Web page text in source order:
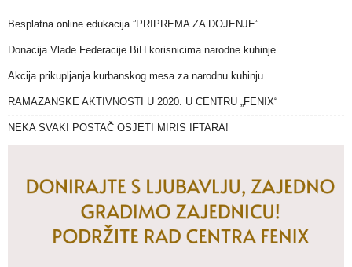
Besplatna online edukacija ”PRIPREMA ZA DOJENJE”
Donacija Vlade Federacije BiH korisnicima narodne kuhinje
Akcija prikupljanja kurbanskog mesa za narodnu kuhinju
RAMAZANSKE AKTIVNOSTI U 2020. U CENTRU „FENIX“
NEKA SVAKI POSTAČ OSJETI MIRIS IFTARA!